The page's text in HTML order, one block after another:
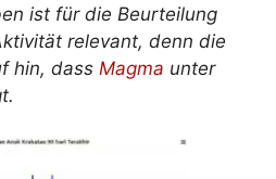
ist für die Beurteilung
relevant, denn die
hin, dass Magma unter